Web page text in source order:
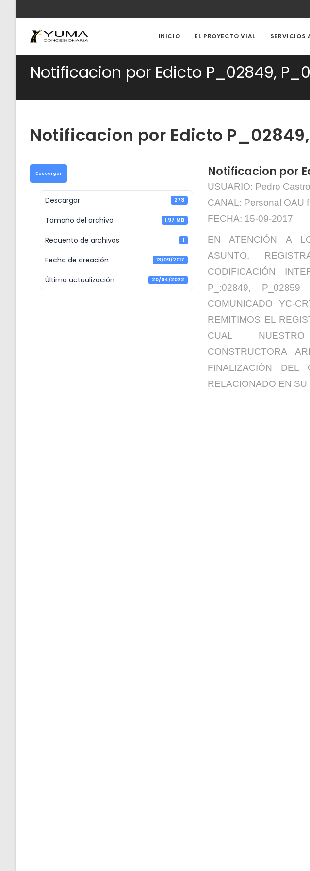
contenido
INICIO EL PROYECTO VIAL SERVICIOS
Notificacion por Edicto P_02849,
Notificacion por Edicto
Descargar
Descargar 273
Tamaño del archivo 1.97 MB
Recuento de archivos 1
Fecha de creación 13/09/2017
Última actualización 20/04/2022
Notificacion por
USUARIO: Pedro
CANAL: Personal OAU
FECHA: 15-09-2017
EN ATENCIÓN A
ASUNTO,
CODIFICACIÓN
P_:02849,
COMUNICADO YC-
REMITIMOS EL
CUAL
CONSTRUCTORA
FINALIZACIÓN DEL
RELACIONADO EN SU